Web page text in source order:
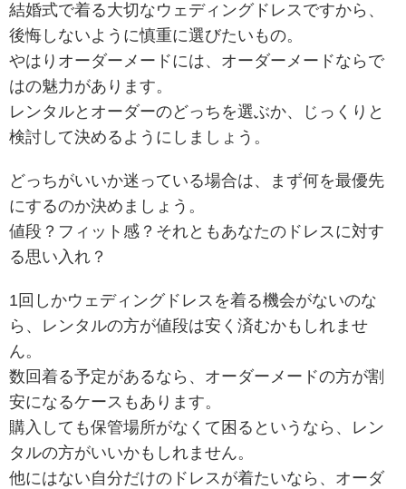
結婚式で着る大切なウェディングドレスですから、
後悔しないように慎重に選びたいもの。
やはりオーダーメードには、オーダーメードならで
はの魅力があります。
レンタルとオーダーのどっちを選ぶか、じっくりと
検討して決めるようにしましょう。
どっちがいいか迷っている場合は、まず何を最優先
にするのか決めましょう。
値段？フィット感？それともあなたのドレスに対す
る思い入れ？
1回しかウェディングドレスを着る機会がないのな
ら、レンタルの方が値段は安く済むかもしれませ
ん。
数回着る予定があるなら、オーダーメードの方が割
安になるケースもあります。
購入しても保管場所がなくて困るというなら、レン
タルの方がいいかもしれません。
他にはない自分だけのドレスが着たいなら、オーダ